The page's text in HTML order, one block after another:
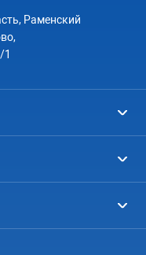
Раменский
1